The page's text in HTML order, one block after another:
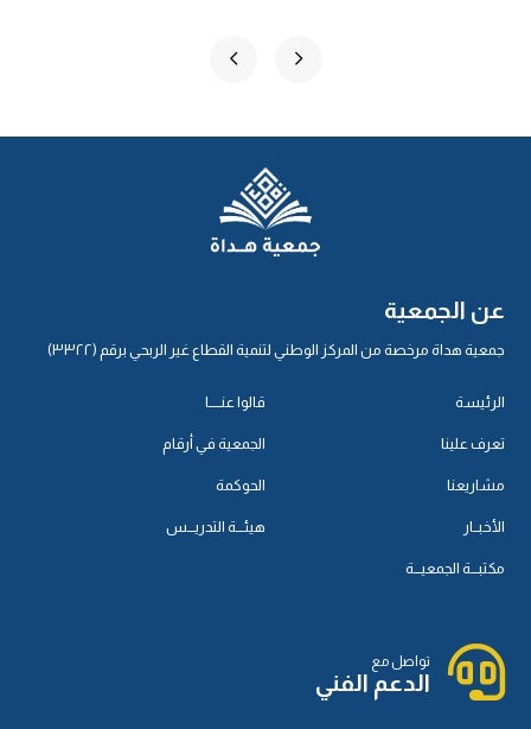
عن الجمعية
جمعية هداة مرخصة من المركز الوطني لتنمية القطاع غير الربحي برقم (٣٣٢٢)
الرئيسة
تعرف علينا
مشاريعنا
الأخبــار
مكتبـــة الجمعيـــة
قالوا عنـــــا
الجمعية في أرقام
الحوكمة
هيئـــة التدريـــس
تواصل مع
الدعم الفني